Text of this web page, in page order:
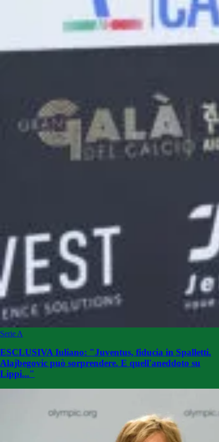
Serie A
ESCLUSIVA Iuliano: "Juventus, fiducia in Spalletti.
Alajbegovic può sorprendere. E quell'aneddoto su
Lippi..."